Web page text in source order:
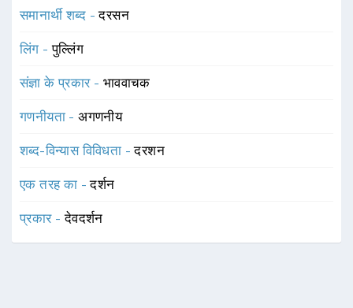
समानार्थी शब्द -दरसन
लिंग -पुल्लिंग
संज्ञा के प्रकार - भाववाचक
गणनीयता -अगणनीय
शब्द-विन्यास विविधता -दरशन
एक तरह का -दर्शन
प्रकार -देवदर्शन